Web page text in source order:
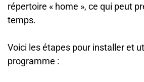
répertoire « home », ce qui peut
temps.
Voici les étapes pour installer et
programme :